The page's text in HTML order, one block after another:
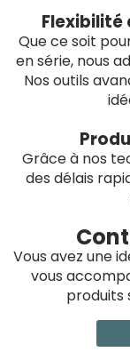
Flexibilité
Que ce soit
en série, nous
Nos outils
Grâce à nos
des délais
Vous avez une
vous
produits